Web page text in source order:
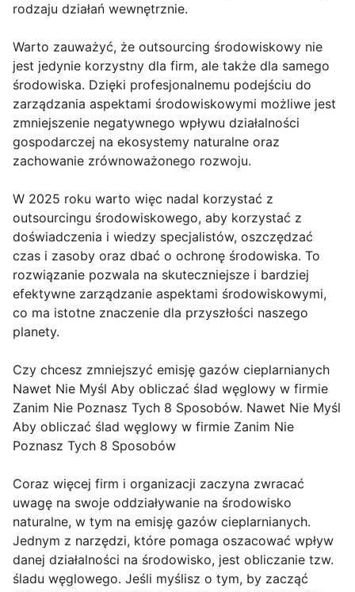
rodzaju działań wewnętrznie.
Warto zauważyć, że outsourcing środowiskowy nie
jest jedynie korzystny dla firm, ale także dla samego
środowiska. Dzięki profesjonalnemu podejściu do
zarządzania aspektami środowiskowymi możliwe jest
zmniejszenie negatywnego wpływu działalności
gospodarczej na ekosystemy naturalne oraz
zachowanie zrównoważonego rozwoju.
W 2025 roku warto więc nadal korzystać z
outsourcingu środowiskowego, aby korzystać z
doświadczenia i wiedzy specjalistów, oszczędzać
czas i zasoby oraz dbać o ochronę środowiska. To
rozwiązanie pozwala na skuteczniejsze i bardziej
efektywne zarządzanie aspektami środowiskowymi,
co ma istotne znaczenie dla przyszłości naszego
planety.
Czy chcesz zmniejszyć emisję gazów cieplarnianych
Nawet Nie Myśl Aby obliczać ślad węglowy w firmie
Zanim Nie Poznasz Tych 8 Sposobów. Nawet Nie Myśl
Aby obliczać ślad węglowy w firmie Zanim Nie
Poznasz Tych 8 Sposobów
Coraz więcej firm i organizacji zaczyna zwracać
uwagę na swoje oddziaływanie na środowisko
naturalne, w tym na emisję gazów cieplarnianych.
Jednym z narzędzi, które pomaga oszacować wpływ
danej działalności na środowisko, jest obliczanie tzw.
śladu węglowego. Jeśli myślisz o tym, by zacząć